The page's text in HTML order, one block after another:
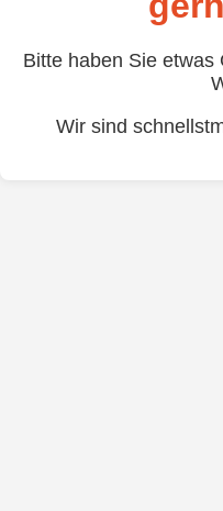
Bitte haben Sie etwas
Wir sind